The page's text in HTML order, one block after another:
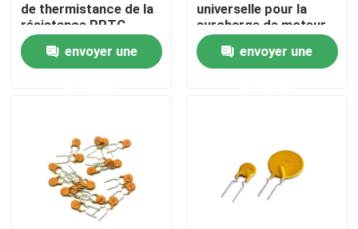
Contrôle de la qualité
Nous contacter
Les affaires
Thermistance de ptc
de thermistance de la
résistance PPTC
pratique
envoyer une
universelle pour la
surcharge de moteur
envoyer une